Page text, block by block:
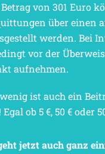
von 301 Euro
über einen
werden. Bei
vor der
aufnehmen.
ist auch ein
ob 5 €, 50 € oder
jetzt auch ganz